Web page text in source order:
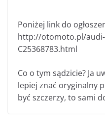
Poniżej link do
http://otomoto.pl/
C25368783.html
Co o tym sądzicie? Ja
lepiej znać oryginalny
być szczerzy, to sami